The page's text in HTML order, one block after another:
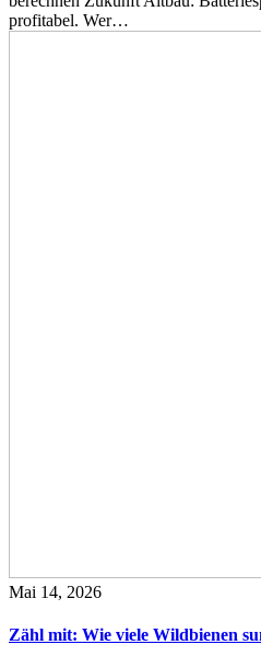
profitabel. Wer…
Mai 14, 2026
Zähl mit: Wie viele Wildbienen